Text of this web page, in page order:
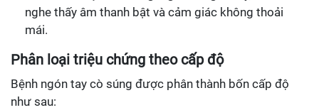
nghe thấy âm thanh bật và cảm giác không thoải
mái.
Phân loại triệu chứng theo cấp độ
Bệnh ngón tay cò súng được phân thành bốn cấp độ
như sau: